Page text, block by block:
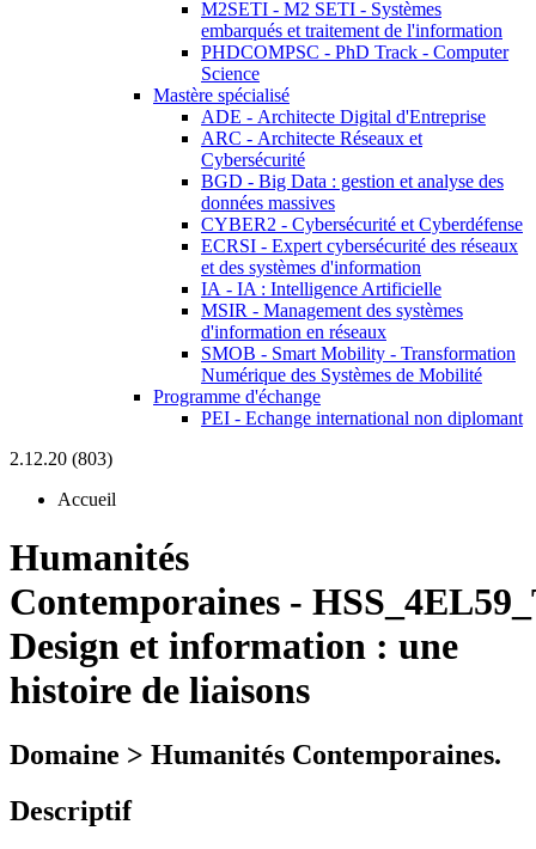
M2SETI - M2 SETI - Systèmes
embarqués et traitement de l'information
PHDCOMPSC - PhD Track - Computer
Science
Mastère spécialisé
ADE - Architecte Digital d'Entreprise
ARC - Architecte Réseaux et
Cybersécurité
BGD - Big Data : gestion et analyse des
données massives
CYBER2 - Cybersécurité et Cyberdéfense
ECRSI - Expert cybersécurité des réseaux
et des systèmes d'information
IA - IA : Intelligence Artificielle
MSIR - Management des systèmes
d'information en réseaux
SMOB - Smart Mobility - Transformation
Numérique des Systèmes de Mobilité
Programme d'échange
PEI - Echange international non diplomant
2.12.20 (803)
Accueil
Humanités
Contemporaines -
Design et information : une
histoire de liaisons
Domaine > Humanités Contemporaines.
Descriptif